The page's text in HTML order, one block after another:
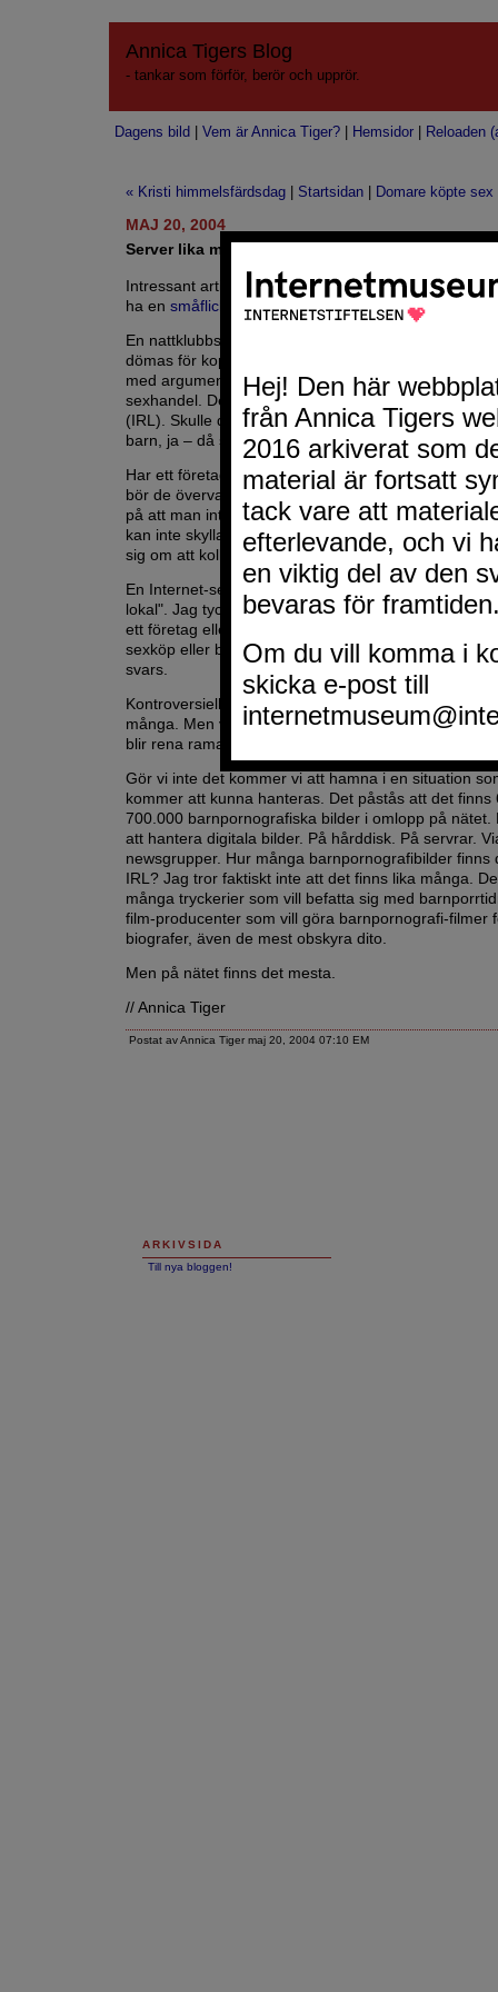
Annica Tigers Blog
- tankar som förför, berör och upprör.
Dagens bild Vem är Annica Tiger? Hemsidor Reloaden
« Kristi himmelsfärdsdag Startsidan
Domare köpte sex
MAJ 20, 2004
Server lika med lokal?
Intressant artikel. Om samhället var lika laglöst som
ha en småflicksbordelli varje stad.
En nattklubbsägare som upplåter sin lokal för
dömas för koppleri. Det kan bli lite svårt att prata sig
med argument att jag visste inte om att det
sexhandel. Det är alltid lättare att sätta gränser i
(IRL). Skulle det handla om att lokalen användes till
barn, ja – då skulle det ta hus i helsike.
Har ett företag eller en privatperson en sexportal
bör de övervaka vad som händer och fötter. Man
på att man inte förstått att "Teens" syftar på
kan inte skylla på att man inte har någon moderator
sig om att kolla vad som sker på sin egen portal
En Internet-server, portal eller chatt bör likställas
lokal". Jag tycker det låter mycket rimligt. Om då en
ett företag eller en serverägare upplåter sina
sexköp eller barnpornografi bör de ansvariga kunna
svars.
Kontroversiella tankar. Jag vet. Internet ska inte
många. Men varför inte? Det måste nog till en
blir rena rama Vilda Västern där ute i cyberrymden.
Gör vi inte det kommer vi att hamna i en situation
kommer att kunna hanteras. Det påstås att det finns
700.000 barnpornografiska bilder i omlopp på nätet.
att hantera digitala bilder. På hårddisk. På servrar.
newsgrupper. Hur många barnpornografibilder finns
IRL? Jag tror faktiskt inte att det finns lika många.
många tryckerier som vill befatta sig med
film-producenter som vill göra barnpornografi-filmer
biografer, även de mest obskyra dito.
Men på nätet finns det mesta.
// Annica Tiger
Postat av Annica Tiger maj 20, 2004 07:10 EM
ARKIVSIDA
Till nya bloggen!